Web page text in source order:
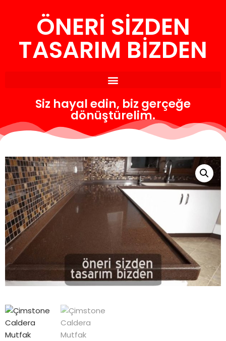
ÖNERİ SİZDEN
TASARIM BİZDEN
Siz hayal edin, biz gerçeğe
dönüştürelim.